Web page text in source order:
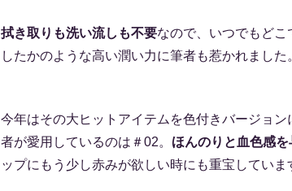
拭き取りも洗い流しも不要なので、いつでもど
したかのような高い潤い力に筆者も惹かれました
今年はその大ヒットアイテムを色付きバージョ
者が愛用しているのは＃02。 ほんのりと血色感
ップにもう少し赤みが欲しい時にも重宝していま